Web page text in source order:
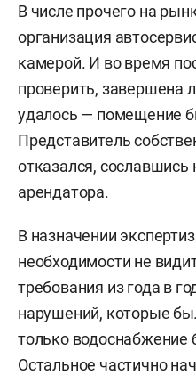
В числе прочего на
организация
камерой. И во время
проверить, завершена
удалось — помещение
Представитель
отказался, сославшись
арендатора.
В назначении
необходимости не
требования из года в
нарушений, которые
только водоснабжение
Остальное частично